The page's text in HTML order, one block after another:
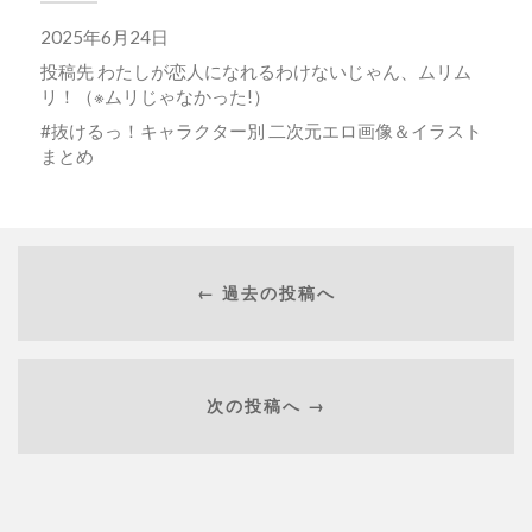
2025年6月24日
投稿先 わたしが恋人になれるわけないじゃん、ムリム
リ！（※ムリじゃなかった!）
抜けるっ！キャラクター別 二次元エロ画像＆イラスト
まとめ
← 過去の投稿へ
次の投稿へ →